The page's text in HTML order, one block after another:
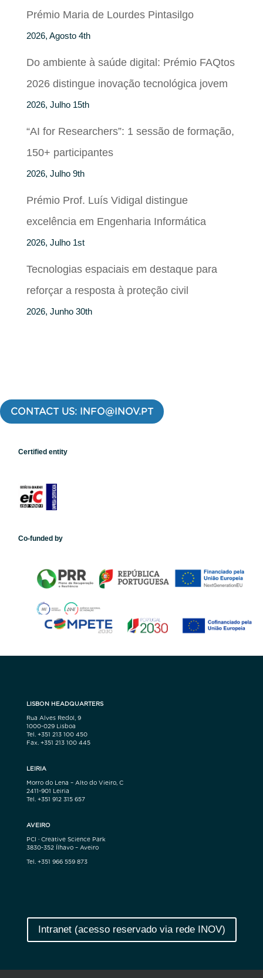
Prémio Maria de Lourdes Pintasilgo
2026, Agosto 4th
Do ambiente à saúde digital: Prémio FAQtos
2026 distingue inovação tecnológica jovem
2026, Julho 15th
“AI for Researchers”: 1 sessão de formação,
150+ participantes
2026, Julho 9th
Prémio Prof. Luís Vidigal distingue
excelência em Engenharia Informática
2026, Julho 1st
Tecnologias espaciais em destaque para
reforçar a resposta à proteção civil
2026, Junho 30th
CONTACT US: INFO@INOV.PT
Certified entity
Co-funded by
LISBON HEADQUARTERS
Rua Alves Redol, 9
1000-029 Lisboa
Tel. +351 213 100 450
Fax. +351 213 100 445
LEIRIA
Morro do Lena – Alto do Vieiro, C
2411-901 Leiria
Tel. +351 912 315 657
AVEIRO
PCI · Creative Science Park
3830-352 Ílhavo – Aveiro
Tel. +351 966 559 873
Intranet (acesso reservado via rede INOV)